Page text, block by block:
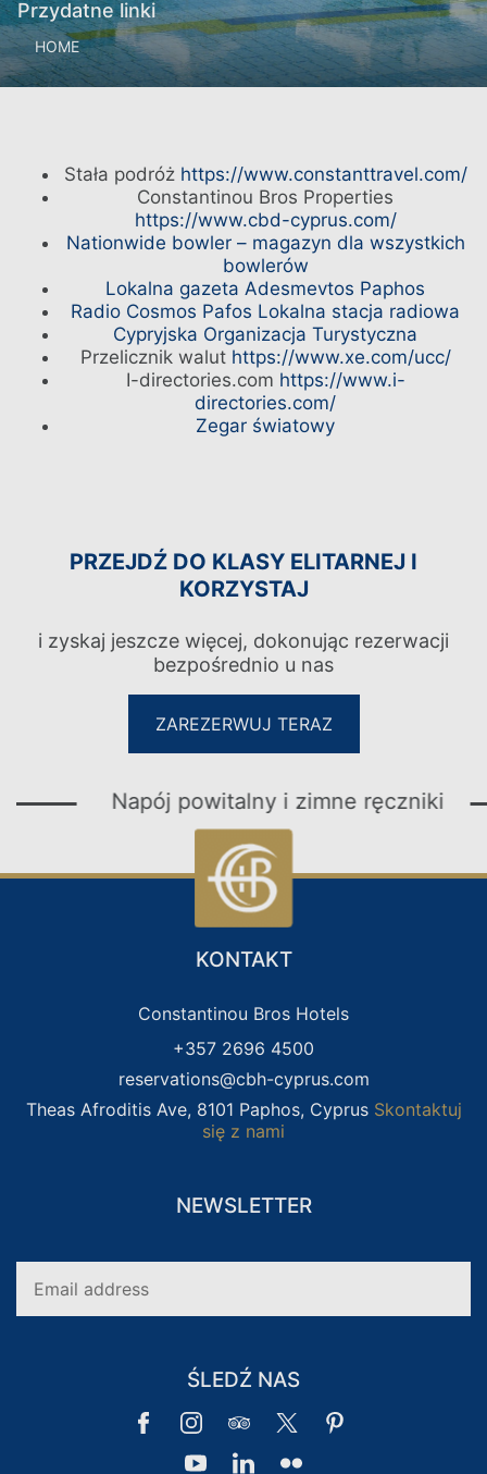
GRUPA
NASZE HOTELE
OFERTY
KLASA ELITARNA
HOTELE ROZRYWKA I WYDARZENIA
DZIAŁANIA
SPOTKANIA
KONTAKT
ONLINE CHECK-IN
IDEALNY DLA
Przydatne linki
HOME
Stała podróż https://www.constanttravel.com/
Constantinou Bros Properties
https://www.cbd-cyprus.com/
Nationwide bowler – magazyn dla wszystkich
bowlerów
Lokalna gazeta Adesmevtos Paphos
Radio Cosmos Pafos Lokalna stacja radiowa
Cypryjska Organizacja Turystyczna
Przelicznik walut https://www.xe.com/ucc/
I-directories.com https://www.i-
directories.com/
Zegar światowy
PRZEJDŹ DO KLASY ELITARNEJ I
KORZYSTAJ
i zyskaj jeszcze więcej, dokonując rezerwacji
bezpośrednio u nas
ZAREZERWUJ TERAZ
Napój powitalny i zimne ręczniki
KONTAKT
Constantinou Bros Hotels
+357 2696 4500
reservations@cbh-cyprus.com
Theas Afroditis Ave, 8101 Paphos, Cyprus Skontaktuj
się z nami
NEWSLETTER
ŚLEDŹ NAS